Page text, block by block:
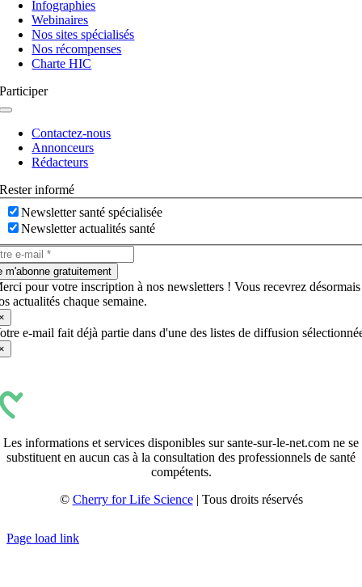
Infographies
Webinaires
Nos sites spécialisés
Nos récompenses
Charte HIC
Participer
Navigation
basculeContactez-nous
Annonceurs
Rédacteurs
Rester informé
Newsletter santé spécialisée
Newsletter actualités santé
m'abonne gratuitement
pour votre inscription à nos newsletters ! Vous recevrez désormais
actualités chaque semaine.
e-mail fait déjà partie dans d'une des listes de diffusion
Les informations et services disponibles sur sante-sur-le-net.com ne se
substituent en aucun cas à la consultation des professionnels de santé
compétents.
© Cherry for Life Science| Tous droits réservés
Page load link